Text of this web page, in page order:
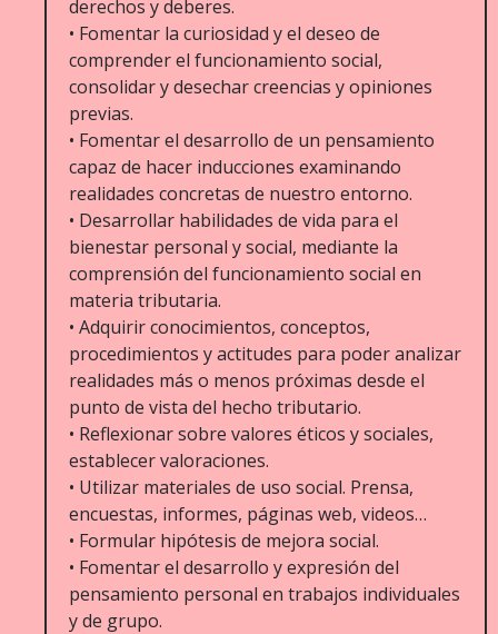
derechos y deberes.
• Fomentar la curiosidad y el deseo de
comprender el funcionamiento social,
consolidar y desechar creencias y opiniones
previas.
• Fomentar el desarrollo de un pensamiento
capaz de hacer inducciones examinando
realidades concretas de nuestro entorno.
• Desarrollar habilidades de vida para el
bienestar personal y social, mediante la
comprensión del funcionamiento social en
materia tributaria.
• Adquirir conocimientos, conceptos,
procedimientos y actitudes para poder analizar
realidades más o menos próximas desde el
punto de vista del hecho tributario.
• Reflexionar sobre valores éticos y sociales,
establecer valoraciones.
• Utilizar materiales de uso social. Prensa,
encuestas, informes, páginas web, videos…
• Formular hipótesis de mejora social.
• Fomentar el desarrollo y expresión del
pensamiento personal en trabajos individuales
y de grupo.